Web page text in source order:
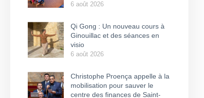
6 août 2026
Qi Gong : Un nouveau cours à
Ginouillac et des séances en
visio
6 août 2026
Christophe Proença appelle à la
mobilisation pour sauver le
centre des finances de Saint-